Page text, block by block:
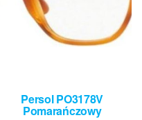
Persol PO3178V
Pomarańczowy